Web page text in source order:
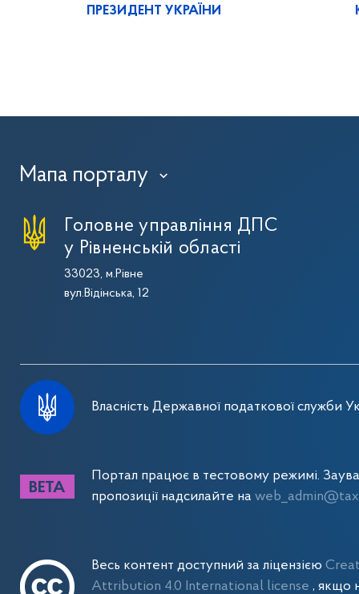
ПРЕЗИДЕНТ УКРАЇНИ
Мапа порталу ›
Головне управління ДПС
у Рівненській області
33023, м.Рівне
вул.Відінська, 12
Власність Державної податкової служби
Портал працює в тестовому режимі.
пропозиції надсилайте на
Весь контент доступний за ліцензією
Attribution 4.0 International license, якщо